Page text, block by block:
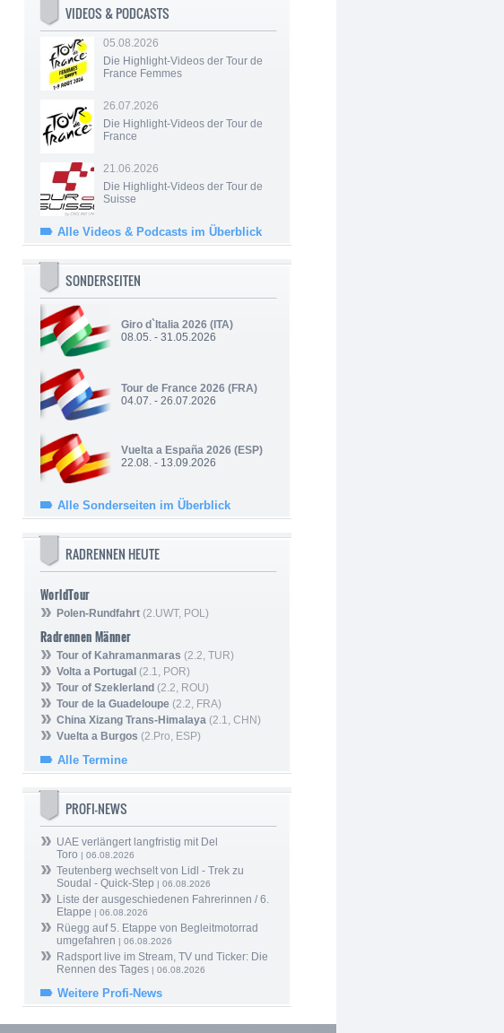
VIDEOS & PODCASTS
05.08.2026
Die Highlight-Videos der Tour de
France Femmes
26.07.2026
Die Highlight-Videos der Tour de
France
21.06.2026
Die Highlight-Videos der Tour de
Suisse
Alle Videos & Podcasts im Überblick
SONDERSEITEN
Giro d`Italia 2026 (ITA)
08.05. - 31.05.2026
Tour de France 2026 (FRA)
04.07. - 26.07.2026
Vuelta a España 2026 (ESP)
22.08. - 13.09.2026
Alle Sonderseiten im Überblick
RADRENNEN HEUTE
WorldTour
Polen-Rundfahrt (2.UWT, POL)
Radrennen Männer
Tour of Kahramanmaras (2.2, TUR)
Volta a Portugal (2.1, POR)
Tour of Szeklerland (2.2, ROU)
Tour de la Guadeloupe (2.2, FRA)
China Xizang Trans-Himalaya (2.1, CHN)
Vuelta a Burgos (2.Pro, ESP)
Alle Termine
PROFI-NEWS
UAE verlängert langfristig mit Del
Toro | 06.08.2026
Teutenberg wechselt von Lidl - Trek zu
Soudal - Quick-Step | 06.08.2026
Liste der ausgeschiedenen Fahrerinnen / 6.
Etappe | 06.08.2026
Rüegg auf 5. Etappe von Begleitmotorrad
umgefahren | 06.08.2026
Radsport live im Stream, TV und Ticker: Die
Rennen des Tages | 06.08.2026
Weitere Profi-News